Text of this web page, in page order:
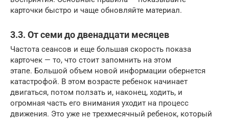
карточки быстро и чаще обновляйте материал.
3.3. От семи до двенадцати месяцев
Частота сеансов и еще большая скорость показа
карточек — то, что стоит запомнить на этом
этапе. Большой объем новой информации обернется
катастрофой. В этом возрасте ребенок начинает
двигаться, потом ползать и, наконец, ходить, и
огромная часть его внимания уходит на процесс
движения. Это уже не трехмесячный ребенок, который